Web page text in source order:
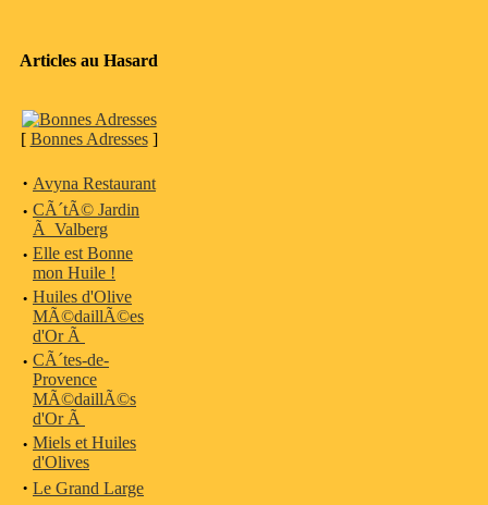
Articles au Hasard
[ Bonnes Adresses]
· Avyna Restaurant
· CÃ´tÃ© Jardin
Ã Valberg
· Elle est Bonne
mon Huile !
· Huiles d'Olive
MÃ©daillÃ©es
d'Or Ã
· CÃ´tes-de-
Provence
MÃ©daillÃ©s
d'Or Ã
· Miels et Huiles
d'Olives
· Le Grand Large